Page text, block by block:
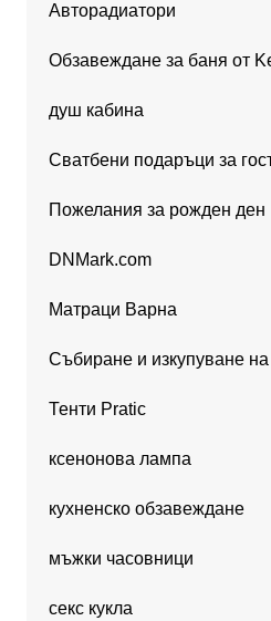
Авторадиатори
Обзавеждане за баня от
душ кабина
Сватбени подаръци за
Пожелания за рожден ден
DNMark.com
Матраци Варна
Събиране и изкупуване
Тенти Pratic
ксенонова лампа
кухненско обзавеждане
мъжки часовници
секс кукла